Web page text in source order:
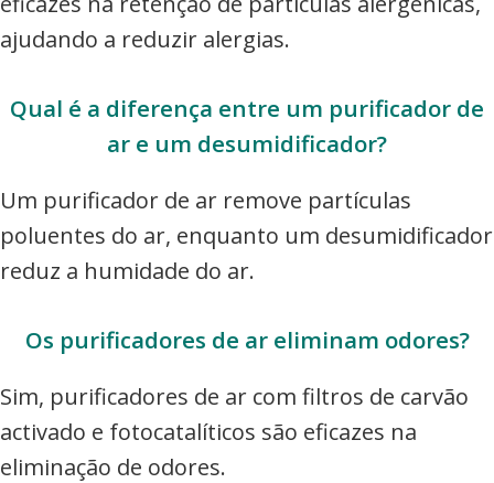
ajudando a reduzir alergias.
Qual é a diferença entre um purificador de
ar e um desumidificador?
Um purificador de ar remove partículas
poluentes do ar, enquanto um desumidificador
reduz a humidade do ar.
Os purificadores de ar eliminam odores?
Sim, purificadores de ar com filtros de carvão
activado e fotocatalíticos são eficazes na
eliminação de odores.